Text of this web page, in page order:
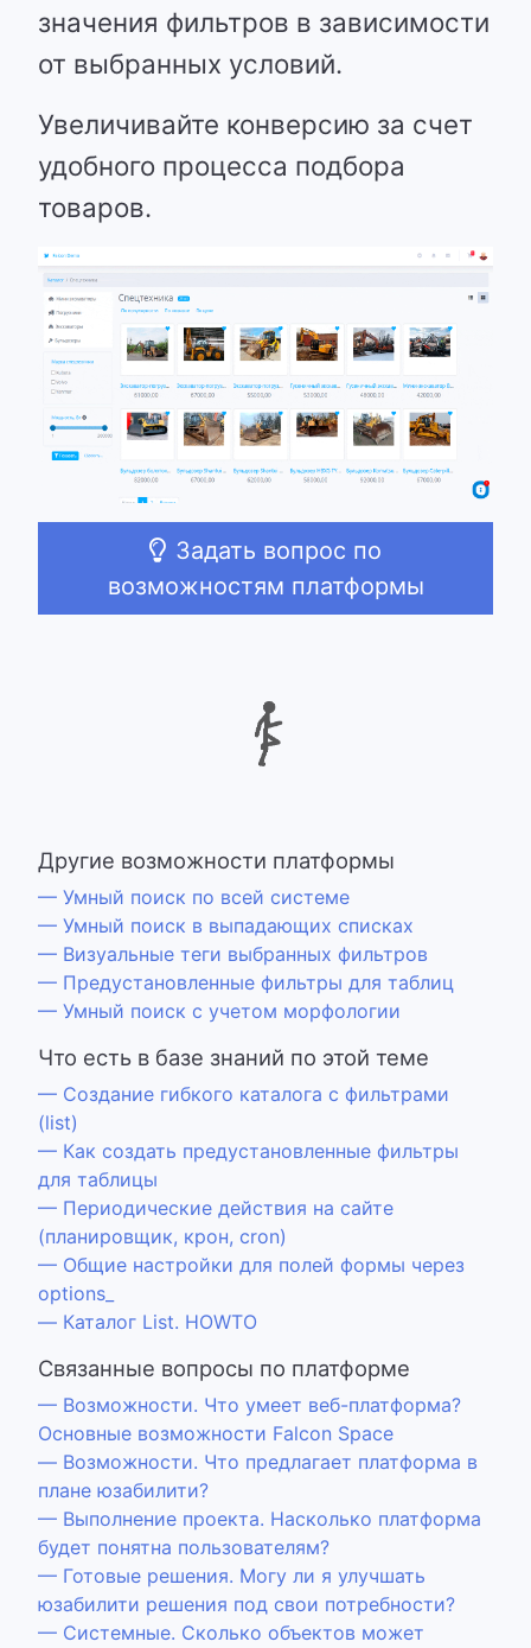
значения фильтров в зависимости
от выбранных условий.
Увеличивайте конверсию за счет
удобного процесса подбора
товаров.
Задать вопрос по
возможностям платформы
Другие возможности платформы
— Умный поиск по всей системе
— Умный поиск в выпадающих списках
— Визуальные теги выбранных фильтров
— Предустановленные фильтры для таблиц
— Умный поиск с учетом морфологии
Что есть в базе знаний по этой теме
— Создание гибкого каталога с фильтрами
(list)
— Как создать предустановленные фильтры
для таблицы
— Периодические действия на сайте
(планировщик, крон, cron)
— Общие настройки для полей формы через
options_
— Каталог List. HOWTO
Связанные вопросы по платформе
— Возможности. Что умеет веб-платформа?
Основные возможности Falcon Space
— Возможности. Что предлагает платформа в
плане юзабилити?
— Выполнение проекта. Насколько платформа
будет понятна пользователям?
— Готовые решения. Могу ли я улучшать
юзабилити решения под свои потребности?
— Системные. Сколько объектов может